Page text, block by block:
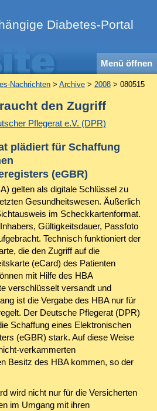
Diabetes-Portal
Menü öffnen
Nachrichten> Archive> 2008> 080515
den Zugriff
Pflegerat e.V. (DPR)
plädiert für Schaffung
(eGBR)
gelten als digitale Schlüssel zu
Gesundheitswesen. Äußerlich
im Scheckkartenformat.
Gültigkeitsdauer, Passfoto
Technisch funktioniert der
die den Zugriff auf die
(eCard) des Patienten
mit Hilfe des HBA
verschlüsselt versandt und
ist die Vergabe des HBA nur für
Der Deutsche Pflegerat (DPR)
Schaffung eines Elektronischen
(eGBR) stark. Auf diese Weise
verkammerten
Besitz des HBA kommen, so der
wird nicht nur für die Versicherten
im Umgang mit ihren